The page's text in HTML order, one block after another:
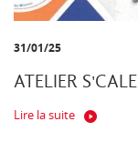
31/01/25
ATELIER S'CALE
Lire la suite